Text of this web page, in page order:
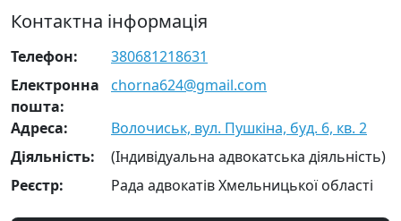
Контактна інформація
Телефон:
380681218631
Електронна
пошта:
chorna624@gmail.com
Адреса:
Волочиськ, вул. Пушкіна, буд. 6, кв. 2
Діяльність:
(Індивідуальна адвокатська діяльність)
Реєстр:
Рада адвокатів Хмельницької області